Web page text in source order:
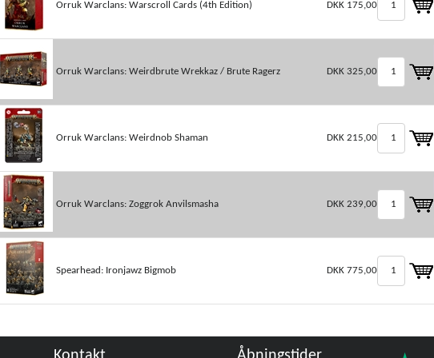
Orruk Warclans: Warscroll Cards (4th Edition) DKK 175,00
Orruk Warclans: Weirdbrute Wrekkaz / Brute Ragerz DKK 325,00
Orruk Warclans: Weirdnob Shaman DKK 215,00
Orruk Warclans: Zoggrok Anvilsmasha DKK 239,00
Spearhead: Ironjawz Bigmob DKK 775,00